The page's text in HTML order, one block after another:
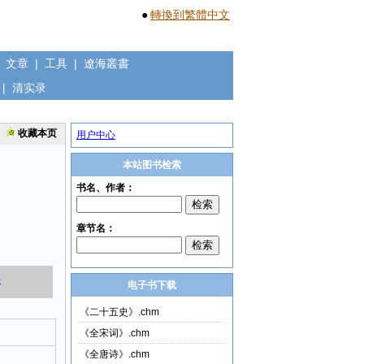
●轉換到繁體中文
文章 | 工具 | 遼海叢書
| 清实录
收藏本页 用户中心
本站图书检索
电子书下载
《二十五史》.chm
《全宋词》.chm
《全唐诗》.chm